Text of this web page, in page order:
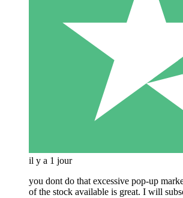
il y a 1 jour
you dont do that excessive pop-up
of the stock available is great. I will